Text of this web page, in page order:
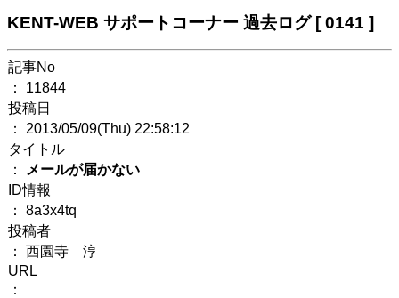
KENT-WEB サポートコーナー 過去ログ [ 0141 ]
記事No
： 11844
投稿日
： 2013/05/09(Thu) 22:58:12
タイトル
：
メールが届かない
ID情報
： 8a3x4tq
投稿者
： 西園寺 淳
URL
：